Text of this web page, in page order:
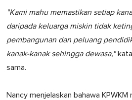
"Kami mahu memastikan setiap
daripada keluarga miskin tidak
pembangunan dan peluang
kanak-kanak sehingga dewasa,"
sama.
Nancy menjelaskan bahawa